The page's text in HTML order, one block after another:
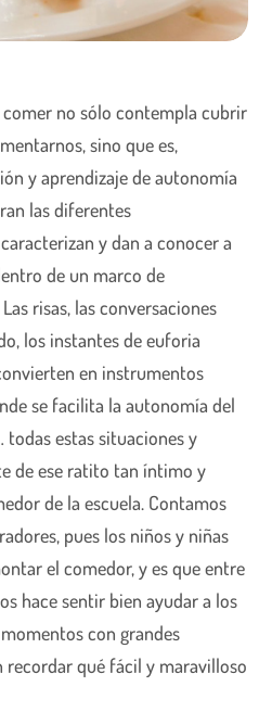
no sólo contempla cubrir
sino que es,
y aprendizaje de autonomía
las diferentes
y dan a conocer a
de un marco de
risas, las conversaciones
los instantes de euforia
en instrumentos
se facilita la autonomía del
estas situaciones y
de ese ratito tan íntimo y
de la escuela. Contamos
pues los niños y niñas
el comedor, y es que entre
hace sentir bien ayudar a los
con grandes
recordar qué fácil y maravilloso